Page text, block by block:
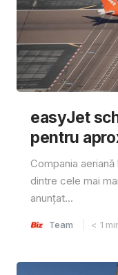
easyJet
pentru
Compania
dintre cele mai
anunțat...
Team < 1